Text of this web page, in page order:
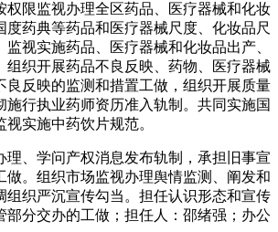
限监视办理全区药品、医疗器械和化妆
度药典等药品和医疗器械尺度、化妆品尺
监视实施药品、医疗器械和化妆品出产、
组织开展药品不良反映、药物、医疗器械
良反映的监测和措置工做，组织开展质量
施行执业药师资历准入轨制。共同实施国
实施中药饮片规范。
、学问产权消息发布轨制，承担旧事宣
做。组织市场监视办理舆情监测、阐发和
组织严沉宣传勾当。担任认识形态和宣传
部分交办的工做；担任人：邵绪强；办公